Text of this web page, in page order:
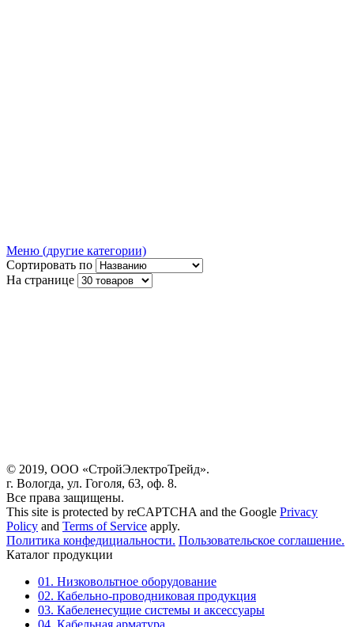
Меню (другие категории)
Сортировать по
На странице
© 2019, ООО «СтройЭлектроТрейд».
г. Вологда, ул. Гоголя, 63, оф. 8.
Все права защищены.
This site is protected by reCAPTCHA and the Google Privacy
Policy and Terms of Service apply.
Политика конфедициальности. Пользовательское соглашение.
Каталог продукции
01. Низковольтное оборудование
02. Кабельно-проводниковая продукция
03. Кабеленесущие системы и аксессуары
04. Кабельная арматура